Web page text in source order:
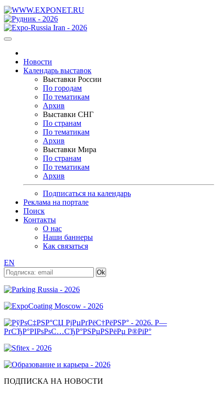
Новости
Календарь выставок
Выставки России
По городам
По тематикам
Архив
Выставки СНГ
По странам
По тематикам
Архив
Выставки Мира
По странам
По тематикам
Архив
Подписаться на календарь
Реклама на портале
Поиск
Контакты
О нас
Наши баннеры
Как связаться
EN
ПОДПИСКА НА НОВОСТИ